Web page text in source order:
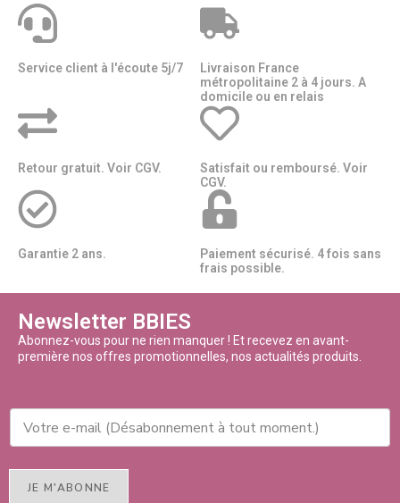
Service client à l'écoute 5j/7
Livraison France
métropolitaine 2 à 4 jours. A
domicile ou en relais​​
Retour gratuit. Voir CGV.
Satisfait ou remboursé. Voir
CGV.
Garantie 2 ans.
Paiement sécurisé. 4 fois sans
frais possible.
Newsletter BBIES
Abonnez-vous pour ne rien manquer ! Et recevez en avant-
première nos offres promotionnelles, nos actualités produits.
JE M'ABONNE